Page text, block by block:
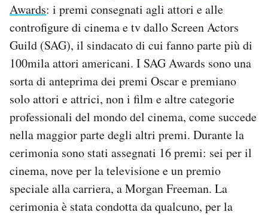
CALENDARIO
AREA PERSONALE
Area Personale
Notifiche mobile
Regala il Post
Hai bisogno di aiuto?
Esci
Awards: i premi consegnati agli attori e alle
controfigure di cinema e tv dallo Screen Actors
Guild (SAG), il sindacato di cui fanno parte più di
100mila attori americani. I SAG Awards sono una
sorta di anteprima dei premi Oscar e premiano
solo attori e attrici, non i film e altre categorie
professionali del mondo del cinema, come succede
nella maggior parte degli altri premi. Durante la
cerimonia sono stati assegnati 16 premi: sei per il
cinema, nove per la televisione e un premio
speciale alla carriera, a Morgan Freeman. La
cerimonia è stata condotta da qualcuno, per la